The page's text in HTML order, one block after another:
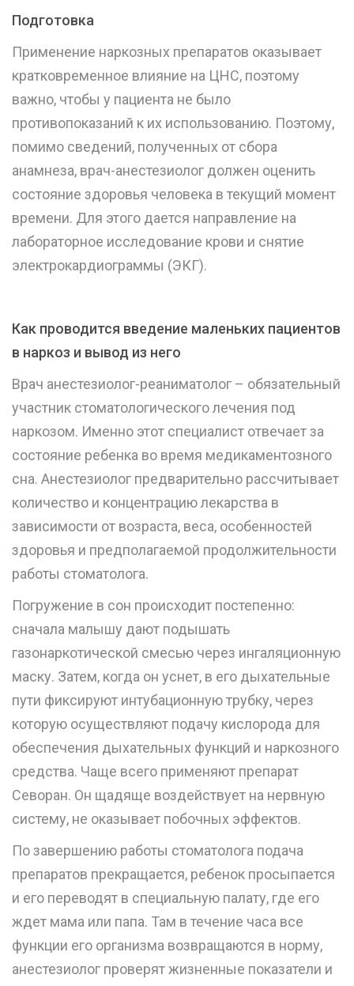
Подготовка
Применение наркозных препаратов оказывает
кратковременное влияние на ЦНС, поэтому
важно, чтобы у пациента не было
противопоказаний к их использованию. Поэтому,
помимо сведений, полученных от сбора
анамнеза, врач-анестезиолог должен оценить
состояние здоровья человека в текущий момент
времени. Для этого дается направление на
лабораторное исследование крови и снятие
электрокардиограммы (ЭКГ).
Как проводится введение маленьких пациентов
в наркоз и вывод из него
Врач анестезиолог-реаниматолог – обязательный
участник стоматологического лечения под
наркозом. Именно этот специалист отвечает за
состояние ребенка во время медикаментозного
сна. Анестезиолог предварительно рассчитывает
количество и концентрацию лекарства в
зависимости от возраста, веса, особенностей
здоровья и предполагаемой продолжительности
работы стоматолога.
Погружение в сон происходит постепенно:
сначала малышу дают подышать
газонаркотической смесью через ингаляционную
маску. Затем, когда он уснет, в его дыхательные
пути фиксируют интубационную трубку, через
которую осуществляют подачу кислорода для
обеспечения дыхательных функций и наркозного
средства. Чаще всего применяют препарат
Севоран. Он щадяще воздействует на нервную
систему, не оказывает побочных эффектов.
По завершению работы стоматолога подача
препаратов прекращается, ребенок просыпается
и его переводят в специальную палату, где его
ждет мама или папа. Там в течение часа все
функции его организма возвращаются в норму,
анестезиолог проверят жизненные показатели и